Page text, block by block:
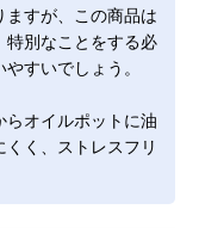
すが、この商品は
特別なことをする必
すいでしょう。
らオイルポットに油
く、ストレスフリ